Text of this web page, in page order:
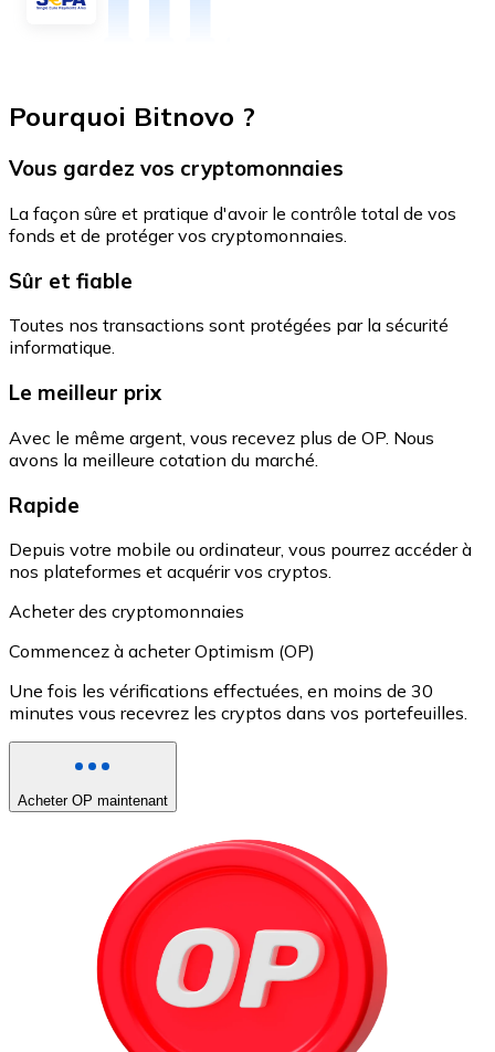
Pourquoi Bitnovo ?
Vous gardez vos cryptomonnaies
La façon sûre et pratique d'avoir le contrôle total de vos
fonds et de protéger vos cryptomonnaies.
Sûr et fiable
Toutes nos transactions sont protégées par la sécurité
informatique.
Le meilleur prix
Avec le même argent, vous recevez plus de OP. Nous
avons la meilleure cotation du marché.
Rapide
Depuis votre mobile ou ordinateur, vous pourrez accéder à
nos plateformes et acquérir vos cryptos.
Acheter des cryptomonnaies
Commencez à acheter Optimism (OP)
Une fois les vérifications effectuées, en moins de 30
minutes vous recevrez les cryptos dans vos portefeuilles.
Acheter OP maintenant